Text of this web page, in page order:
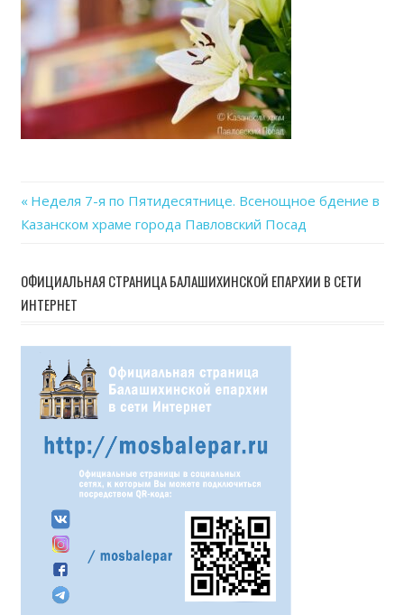
Навигация
записям
Previous
Post:
Неделя 7-я по Пятидесятнице. Всенощное бдение в
Казанском храме города Павловский Посад
ОФИЦИАЛЬНАЯ СТРАНИЦА БАЛАШИХИНСКОЙ ЕПАРХИИ В СЕТИ
ИНТЕРНЕТ